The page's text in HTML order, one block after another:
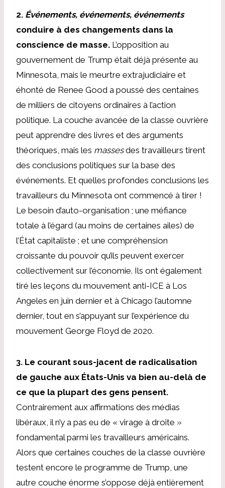
2. Événements, événements, événements
conduire à des changements dans la
conscience de masse. L’opposition au
gouvernement de Trump était déjà présente au
Minnesota, mais le meurtre extrajudiciaire et
éhonté de Renee Good a poussé des centaines
de milliers de citoyens ordinaires à l’action
politique. La couche avancée de la classe ouvrière
peut apprendre des livres et des arguments
théoriques, mais les massesdes travailleurs tirent
des conclusions politiques sur la base des
événements. Et quelles profondes conclusions les
travailleurs du Minnesota ont commencé à tirer !
Le besoin d’auto-organisation ; une méfiance
totale à l’égard (au moins de certaines ailes) de
l’État capitaliste ; et une compréhension
croissante du pouvoir qu’ils peuvent exercer
collectivement sur l’économie. Ils ont également
tiré les leçons du mouvement anti-ICE à Los
Angeles en juin dernier et à Chicago l’automne
dernier, tout en s’appuyant sur l’expérience du
mouvement George Floyd de 2020.
3. Le courant sous-jacent de radicalisation
de gauche aux États-Unis va bien au-delà de
ce que la plupart des gens pensent.
Contrairement aux affirmations des médias
libéraux, il n’y a pas eu de « virage à droite »
fondamental parmi les travailleurs américains.
Alors que certaines couches de la classe ouvrière
testent encore le programme de Trump, une
autre couche énorme s’oppose déjà entièrement